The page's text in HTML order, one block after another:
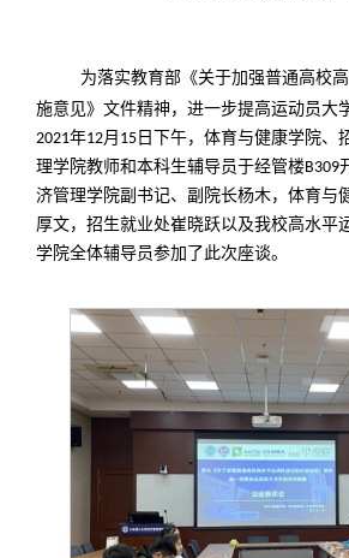
为落实教育部《关于加强普通高校
施意见》文件精神，进一步提高运动员大
2021年12月 15 日下午，体育与健康学院、
理学院教师和本科生辅导员于经管楼B309
济管理学院副书记、副院长杨木，体育与
厚文，招生就业处崔晓跃以及我校高水平
学院全体辅导员参加了此次座谈。